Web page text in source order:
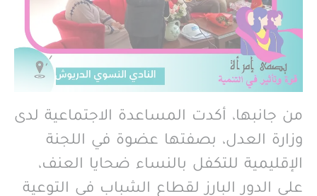
من جانبها، أكدت المساعدة الاجتماعية لدى
وزارة العدل، بصفتها عضوة في اللجنة
الإقليمية للتكفل بالنساء ضحايا العنف،
على الدور البارز لقطاع الشباب في التوعية